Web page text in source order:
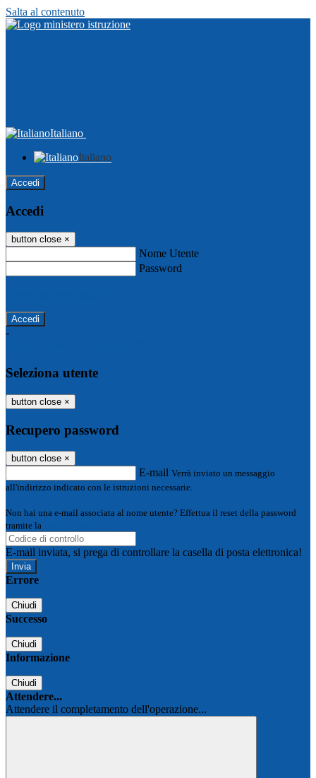
Salta al contenuto
Italiano
Italiano
Accedi
Accedi
button close ×
Nome Utente
Password
-
Seleziona utente
button close ×
Recupero password
button close ×
E-mail Verrà inviato un messaggio
all'indirizzo indicato con le istruzioni necessarie.
Non hai una e-mail associata al nome utente? Effettua il reset della password
tramite la
E-mail inviata, si prega di controllare la casella di posta elettronica!
Errore
Chiudi
Successo
Chiudi
Informazione
Chiudi
Attendere...
Attendere il completamento dell'operazione...